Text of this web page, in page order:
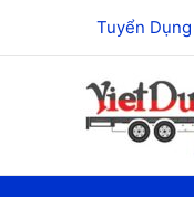
Tuyển Dụng